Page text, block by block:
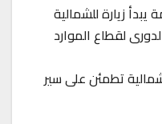
يبدأ زيارة للشمالية
لقطاع الموارد
تطمئن على سير